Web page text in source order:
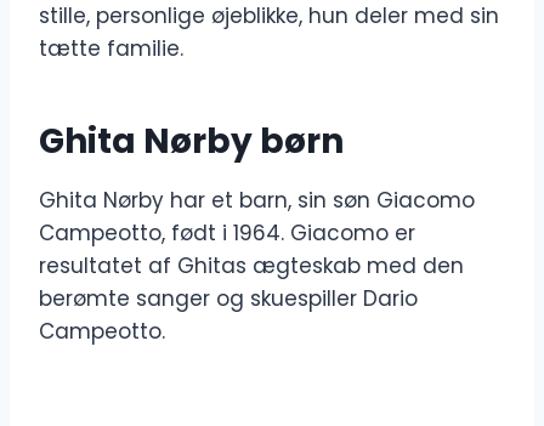
stille, personlige øjeblikke, hun deler med sin
tætte familie.
Ghita Nørby børn
Ghita Nørby har et barn, sin søn Giacomo
Campeotto, født i 1964. Giacomo er
resultatet af Ghitas ægteskab med den
berømte sanger og skuespiller Dario
Campeotto.